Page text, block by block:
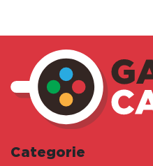
Categorie